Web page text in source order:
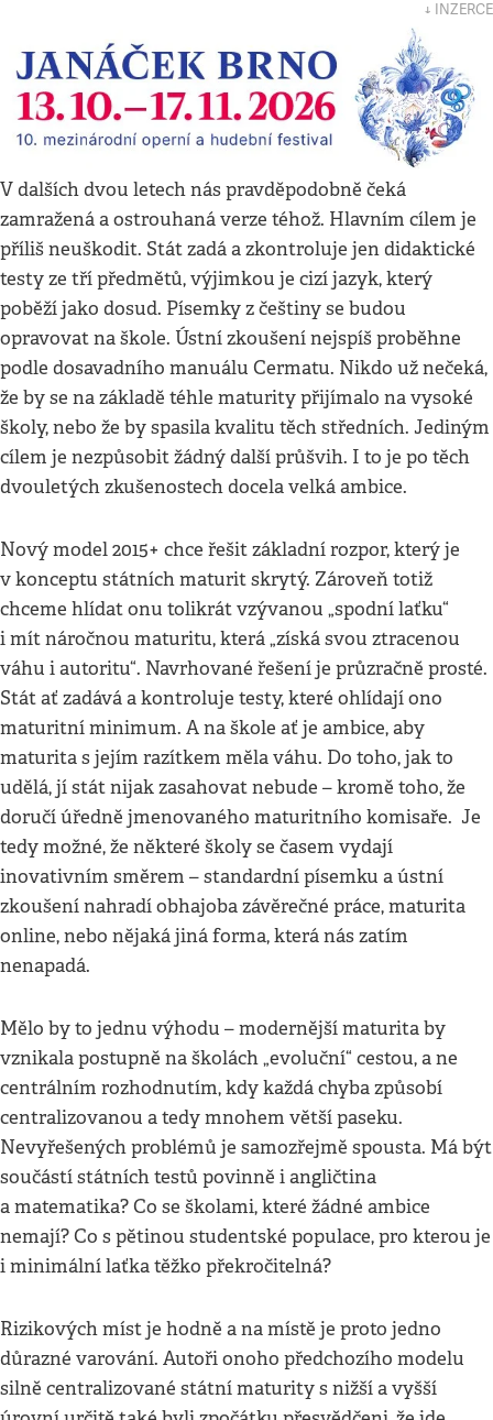
↓ INZERCE
V dalších dvou letech nás pravděpodobně čeká
zamražená a ostrouhaná verze téhož. Hlavním cílem je
příliš neuškodit. Stát zadá a zkontroluje jen didaktické
testy ze tří předmětů, výjimkou je cizí jazyk, který
poběží jako dosud. Písemky z češtiny se budou
opravovat na škole. Ústní zkoušení nejspíš proběhne
podle dosavadního manuálu Cermatu. Nikdo už nečeká,
že by se na základě téhle maturity přijímalo na vysoké
školy, nebo že by spasila kvalitu těch středních. Jediným
cílem je nezpůsobit žádný další průšvih. I to je po těch
dvouletých zkušenostech docela velká ambice.
Nový model 2015+ chce řešit základní rozpor, který je
v konceptu státních maturit skrytý. Zároveň totiž
chceme hlídat onu tolikrát vzývanou „spodní laťku“
i mít náročnou maturitu, která „získá svou ztracenou
váhu i autoritu“. Navrhované řešení je průzračně prosté.
Stát ať zadává a kontroluje testy, které ohlídají ono
maturitní minimum. A na škole ať je ambice, aby
maturita s jejím razítkem měla váhu. Do toho, jak to
udělá, jí stát nijak zasahovat nebude – kromě toho, že
doručí úředně jmenovaného maturitního komisaře. Je
tedy možné, že některé školy se časem vydají
inovativním směrem – standardní písemku a ústní
zkoušení nahradí obhajoba závěrečné práce, maturita
online, nebo nějaká jiná forma, která nás zatím
nenapadá.
Mělo by to jednu výhodu – modernější maturita by
vznikala postupně na školách „evoluční“ cestou, a ne
centrálním rozhodnutím, kdy každá chyba způsobí
centralizovanou a tedy mnohem větší paseku.
Nevyřešených problémů je samozřejmě spousta. Má být
součástí státních testů povinně i angličtina
a matematika? Co se školami, které žádné ambice
nemají? Co s pětinou studentské populace, pro kterou je
i minimální laťka těžko překročitelná?
Rizikových míst je hodně a na místě je proto jedno
důrazné varování. Autoři onoho předchozího modelu
silně centralizované státní maturity s nižší a vyšší